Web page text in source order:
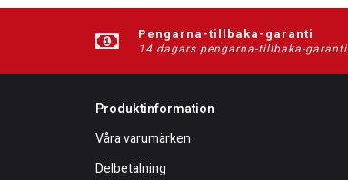
Pengarna-tillbaka-garanti
14 dagars pengarna-tillbaka-garanti
Produktinformation
Våra varumärken
Delbetalning